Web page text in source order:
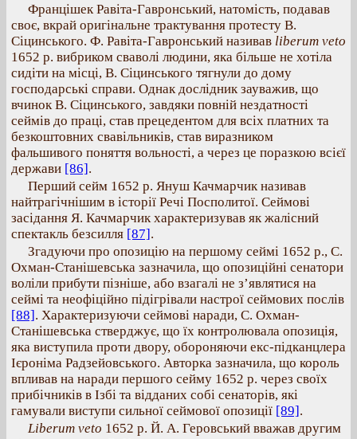
Францішек Равіта-Гавронський, натомість, подавав
своє, вкрай оригінальне трактування протесту В.
Сіцинського. Ф. Равіта-Гавронський називав liberum veto
1652 р. вибриком сваволі людини, яка більше не хотіла
сидіти на місці, В. Сіцинського тягнули до дому
господарські справи. Однак дослідник зауважив, що
вчинок В. Сіцинського, завдяки повній нездатності
сеймів до праці, став прецедентом для всіх платних та
безкоштовних свавільників, став виразником
фальшивого поняття вольності, а через це поразкою всієї
держави [86].
Перший сейм 1652 р. Януш Качмарчик називав
найтрагічнішим в історії Речі Посполитої. Сеймові
засідання Я. Качмарчик характеризував як жалісний
спектакль безсилля [87].
Згадуючи про опозицію на першому сеймі 1652 р., С.
Охман-Станішевська зазначила, що опозиційні сенатори
воліли прибути пізніше, або взагалі не з’являтися на
сеймі та неофіційно підігрівали настрої сеймових послів
[88]. Характеризуючи сеймові наради, С. Охман-
Станішевська стверджує, що їх контролювала опозиція,
яка виступила проти двору, обороняючи екс-підканцлера
Ієроніма Радзейовського. Авторка зазначила, що король
впливав на наради першого сейму 1652 р. через своїх
прибічників в Ізбі та відданих собі сенаторів, які
гамували виступи сильної сеймової опозиції [89].
Liberum veto 1652 р. Й. А. Геровський вважав другим